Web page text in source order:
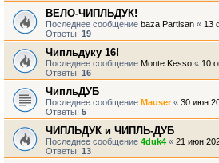
ВЕЛО-ЧИПЛЬДУК!
Последнее сообщение baza Partisan « 13
Ответы: 19
Чипльдуку 16!
Последнее сообщение Monte Kesso « 10
Ответы: 16
ЧипльДУБ
Последнее сообщение Mauser« 30 июн
Ответы: 5
ЧИПЛЬДУК и ЧИПЛЬ-ДУБ
Последнее сообщение 4duk4 « 21 июн
Ответы: 13